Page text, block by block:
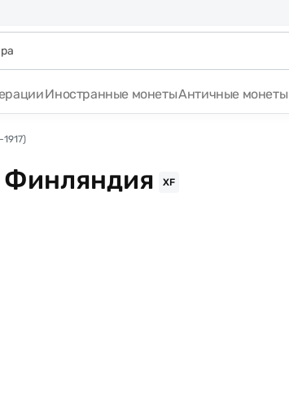
Иностранные монетыАнтичные монеты
Финляндия XF